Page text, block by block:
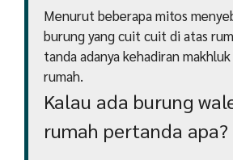
Menurut beberapa mitos
burung yang cuit cuit di atas
tanda adanya kehadiran
rumah.
Kalau ada burung
rumah pertanda apa?